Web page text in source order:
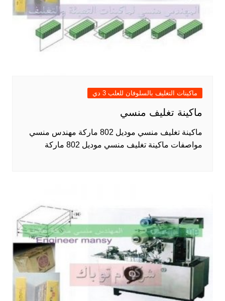
ماكينات التغليف بالسلوفان للعلب 3 دي
ماكينة تغليف منسي
ماكينة تغليف منسي موديل 802 ماركة مهندس منسي
مواصفات ماكينة تغليف منسي موديل 802 ماركة